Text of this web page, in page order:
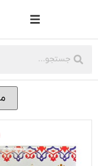
خشک
و آبنبات